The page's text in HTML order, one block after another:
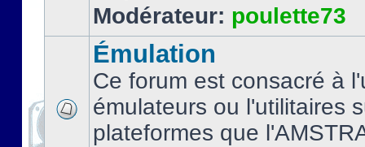
Modérateur: poulette73
Émulation
Ce forum est consacré à
émulateurs ou l'utilitaires
plateformes que